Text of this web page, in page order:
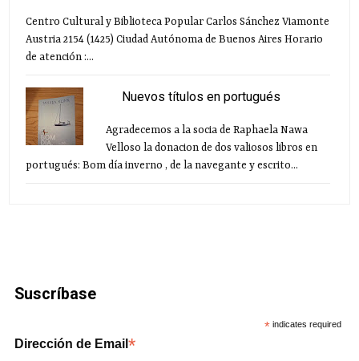
Centro Cultural y Biblioteca Popular Carlos Sánchez Viamonte
Austria 2154 (1425) Ciudad Autónoma de Buenos Aires Horario
de atención :...
Nuevos títulos en portugués
Agradecemos a la socia de Raphaela Nawa
Velloso la donacion de dos valiosos libros en
portugués: Bom día inverno , de la navegante y escrito...
Suscríbase
* indicates required
Dirección de Email*